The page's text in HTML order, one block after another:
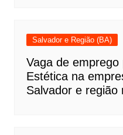
Salvador e Região (BA)
Vaga de
Estética na
Salvador e região